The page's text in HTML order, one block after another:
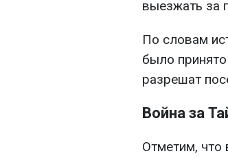
выезжать за
По словам
было
разрешат
Война за
Отметим, что